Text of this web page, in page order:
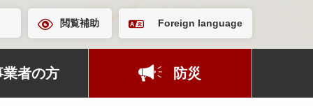
閲覧補助 Foreign language
業者の方 防災